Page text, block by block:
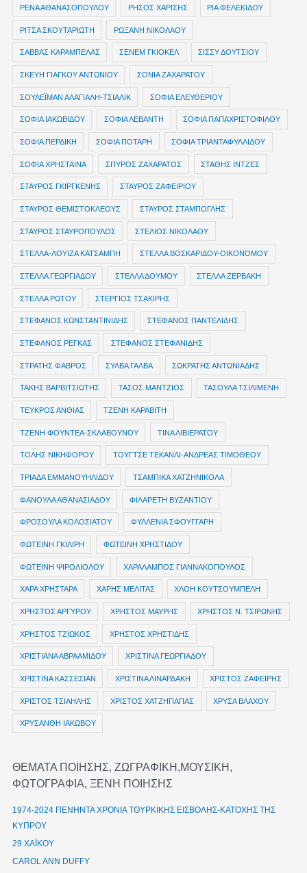
ΡΕΝΑ ΑΘΑΝΑΣΟΠΟΥΛΟΥ ΡΗΣΟΣ ΧΑΡΙΣΗΣ ΡΙΑ ΦΕΛΕΚΙΔΟΥ
ΡΙΤΣΑ ΣΚΟΥΤΑΡΙΩΤΗ ΡΩΞΑΝΗ ΝΙΚΟΛΑΟΥ
ΣΑΒΒΑΣ ΚΑΡΑΜΠΕΛΑΣ ΣΕΝΕΜ ΓΚΙΟΚΕΛ ΣΙΣΣΥ ΔΟΥΤΣΙΟΥ
ΣΚΕΥΗ ΓΙΑΓΚΟΥ ΑΝΤΩΝΙΟΥ ΣΟΝΙΑ ΖΑΧΑΡΑΤΟΥ
ΣΟΥΛΕΪΜΑΝ ΑΛΑΓΙΑΛΗ-ΤΣΙΑΛΙΚ ΣΟΦΙΑ ΕΛΕΥΘΕΡΙΟΥ
ΣΟΦΙΑ ΙΑΚΩΒΙΔΟΥ ΣΟΦΙΑ ΛΕΒΑΝΤΗ ΣΟΦΙΑ ΠΑΠΑΧΡΙΣΤΟΦΙΛΟΥ
ΣΟΦΙΑ ΠΕΡΔΙΚΗ ΣΟΦΙΑ ΠΟΤΑΡΗ ΣΟΦΙΑ ΤΡΙΑΝΤΑΦΥΛΛΙΔΟΥ
ΣΟΦΙΑ ΧΡΗΣΤΑΙΝΑ ΣΠΥΡΟΣ ΖΑΧΑΡΑΤΟΣ ΣΤΑΘΗΣ ΙΝΤΖΕΣ
ΣΤΑΥΡΟΣ ΓΚΙΡΓΚΕΝΗΣ ΣΤΑΥΡΟΣ ΖΑΦΕΙΡΙΟΥ
ΣΤΑΥΡΟΣ ΘΕΜΙΣΤΟΚΛΕΟΥΣ ΣΤΑΥΡΟΣ ΣΤΑΜΠΟΓΛΗΣ
ΣΤΑΥΡΟΣ ΣΤΑΥΡΟΠΟΥΛΟΣ ΣΤΕΛΙΟΣ ΝΙΚΟΛΑΟΥ
ΣΤΕΛΛΑ-ΛΟΥΙΖΑ ΚΑΤΣΑΜΠΗ ΣΤΕΛΛΑ ΒΟΣΚΑΡΙΔΟΥ-ΟΙΚΟΝΟΜΟΥ
ΣΤΕΛΛΑ ΓΕΩΡΓΙΑΔΟΥ ΣΤΕΛΛΑ ΔΟΥΜΟΥ ΣΤΕΛΛΑ ΖΕΡΒΑΚΗ
ΣΤΕΛΛΑ ΡΩΤΟΥ ΣΤΕΡΓΙΟΣ ΤΣΑΚΙΡΗΣ
ΣΤΕΦΑΝΟΣ ΚΩΝΣΤΑΝΤΙΝΙΔΗΣ ΣΤΕΦΑΝΟΣ ΠΑΝΤΕΛΙΔΗΣ
ΣΤΕΦΑΝΟΣ ΡΕΓΚΑΣ ΣΤΕΦΑΝΟΣ ΣΤΕΦΑΝΙΔΗΣ
ΣΤΡΑΤΗΣ ΦΑΒΡΟΣ ΣΥΛΒΑ ΓΑΛΒΑ ΣΩΚΡΑΤΗΣ ΑΝΤΩΝΙΑΔΗΣ
ΤΑΚΗΣ ΒΑΡΒΙΤΣΙΩΤΗΣ ΤΑΣΟΣ ΜΑΝΤΖΙΟΣ ΤΑΣΟΥΛΑ ΤΣΙΛΙΜΕΝΗ
ΤΕΥΚΡΟΣ ΑΝΘΙΑΣ ΤΖΕΝΗ ΚΑΡΑΒΙΤΗ
ΤΖΕΝΗ ΦΟΥΝΤΕΑ-ΣΚΛΑΒΟΥΝΟΥ ΤΙΝΑ ΛΙΒΙΕΡΑΤΟΥ
ΤΟΛΗΣ ΝΙΚΗΦΟΡΟΥ ΤΟΥΓΤΣΕ ΤΕΚΑΝΛΙ-ΑΝΔΡΕΑΣ ΤΙΜΟΘΕΟΥ
ΤΡΙΑΔΑ ΕΜΜΑΝΟΥΗΛΙΔΟΥ ΤΣΑΜΠΙΚΑ ΧΑΤΖΗΝΙΚΟΛΑ
ΦΑΝΟΥΛΑ ΑΘΑΝΑΣΙΑΔΟΥ ΦΙΛΑΡΕΤΗ ΒΥΖΑΝΤΙΟΥ
ΦΡΟΣΟΥΛΑ ΚΟΛΟΣΙΑΤΟΥ ΦΥΛΛΕΝΙΑ ΣΦΟΥΓΓΑΡΗ
ΦΩΤΕΙΝΗ ΓΚΙΛΙΡΗ ΦΩΤΕΙΝΗ ΧΡΗΣΤΙΔΟΥ
ΦΩΤΕΙΝΗ ΨΙΡΟΛΙΟΛΟΥ ΧΑΡΑΛΑΜΠΟΣ ΓΙΑΝΝΑΚΟΠΟΥΛΟΣ
ΧΑΡΑ ΧΡΗΣΤΑΡΑ ΧΑΡΗΣ ΜΕΛΙΤΑΣ ΧΛΟΗ ΚΟΥΤΣΟΥΜΠΕΛΗ
ΧΡΗΣΤΟΣ ΑΡΓΥΡΟΥ ΧΡΗΣΤΟΣ ΜΑΥΡΗΣ ΧΡΗΣΤΟΣ Ν. ΤΣΙΡΩΝΗΣ
ΧΡΗΣΤΟΣ ΤΖΙΩΚΟΣ ΧΡΗΣΤΟΣ ΧΡΗΣΤΙΔΗΣ
ΧΡΙΣΤΙΑΝΑ ΑΒΡΑΑΜΙΔΟΥ ΧΡΙΣΤΙΝΑ ΓΕΩΡΓΙΑΔΟΥ
ΧΡΙΣΤΙΝΑ ΚΑΣΣΕΣΙΑΝ ΧΡΙΣΤΙΝΑ ΛΙΝΑΡΔΑΚΗ ΧΡΙΣΤΟΣ ΖΑΦΕΙΡΗΣ
ΧΡΙΣΤΟΣ ΤΣΙΑΗΛΗΣ ΧΡΙΣΤΟΣ ΧΑΤΖΗΠΑΠΑΣ ΧΡΥΣΑ ΒΛΑΧΟΥ
ΧΡΥΣΑΝΘΗ ΙΑΚΩΒΟΥ
ΘΕΜΑΤΑ ΠΟΙΗΣΗΣ, ΖΩΓΡΑΦΙΚΗ,ΜΟΥΣΙΚΗ,
ΦΩΤΟΓΡΑΦΙΑ, ΞΕΝΗ ΠΟΙΗΣΗΣ
1974-2024 ΠΕΝΗΝΤΑ ΧΡΟΝΙΑ ΤΟΥΡΚΙΚΗΣ ΕΙΣΒΟΛΗΣ-ΚΑΤΟΧΗΣ ΤΗΣ
ΚΥΠΡΟΥ
29 ΧΑΪΚΟΥ
CAROL ANN DUFFY